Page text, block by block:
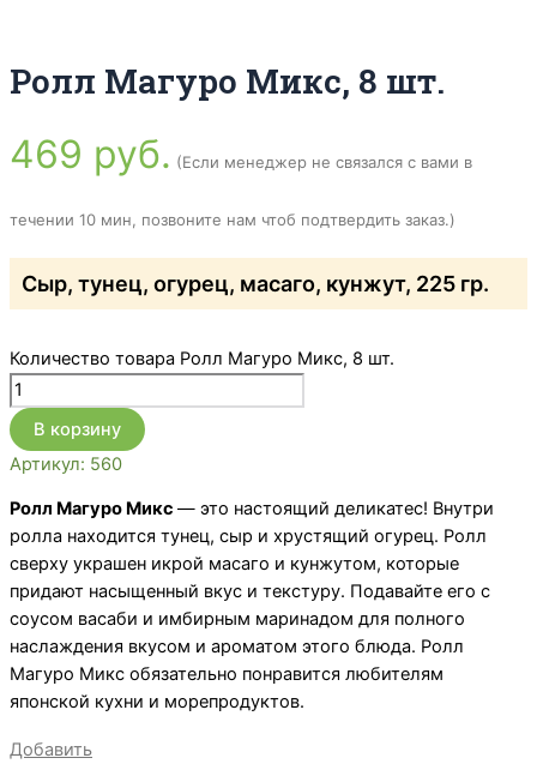
Ролл Магуро Микс, 8 шт.
469 руб. (Если менеджер не связался с вами в
течении 10 мин, позвоните нам чтоб подтвердить заказ.)
Сыр, тунец, огурец, масаго, кунжут, 225 гр.
Количество товара Ролл Магуро Микс, 8 шт.
В корзину
Артикул: 560
Ролл Магуро Микс — это настоящий деликатес! Внутри
ролла находится тунец, сыр и хрустящий огурец. Ролл
сверху украшен икрой масаго и кунжутом, которые
придают насыщенный вкус и текстуру. Подавайте его с
соусом васаби и имбирным маринадом для полного
наслаждения вкусом и ароматом этого блюда. Ролл
Магуро Микс обязательно понравится любителям
японской кухни и морепродуктов.
Добавить